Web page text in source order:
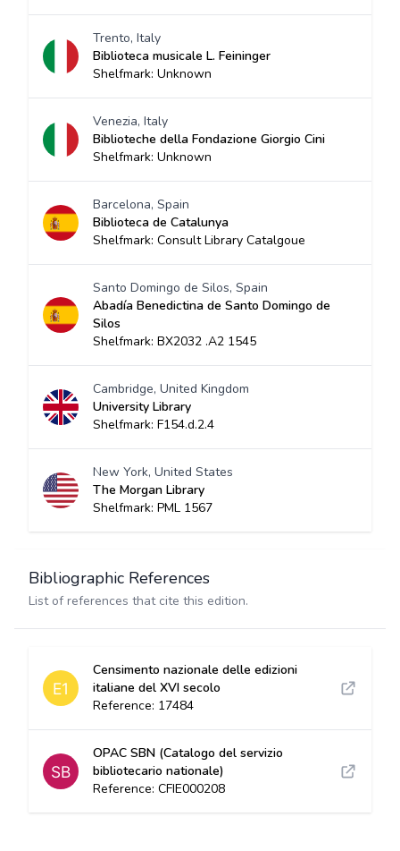
Trento, Italy
Biblioteca musicale L. Feininger
Shelfmark: Unknown
Venezia, Italy
Biblioteche della Fondazione Giorgio Cini
Shelfmark: Unknown
Barcelona, Spain
Biblioteca de Catalunya
Shelfmark: Consult Library Catalgoue
Santo Domingo de Silos, Spain
Abadía Benedictina de Santo Domingo de
Silos
Shelfmark: BX2032 .A2 1545
Cambridge, United Kingdom
University Library
Shelfmark: F154.d.2.4
New York, United States
The Morgan Library
Shelfmark: PML 1567
Bibliographic References
List of references that cite this edition.
Censimento nazionale delle edizioni
italiane del XVI secolo
Reference: 17484
OPAC SBN (Catalogo del servizio
bibliotecario nationale)
Reference: CFIE000208